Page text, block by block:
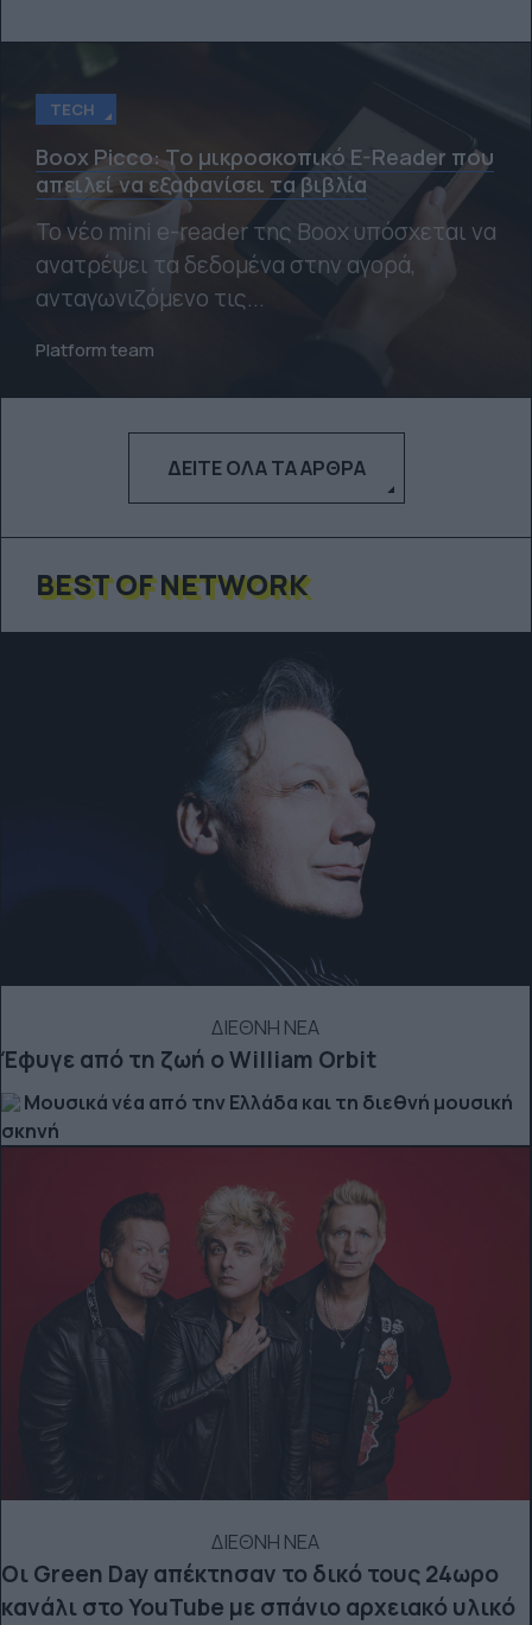
TECH
Boox Picco: Το μικροσκοπικό E-Reader που
απειλεί να εξαφανίσει τα βιβλία
Το νέο mini e-reader της Boox υπόσχεται να
ανατρέψει τα δεδομένα στην αγορά,
ανταγωνιζόμενο τις...
Platform team
ΔΕΊΤΕ ΌΛΑ ΤΑ ΆΡΘΡΑ
BEST OF NETWORK
ΔΙΕΘΝΗ ΝΕΑ
Έφυγε από τη ζωή ο William Orbit
Μουσικά νέα από την Ελλάδα και τη διεθνή μουσική
σκηνή
ΔΙΕΘΝΗ ΝΕΑ
Οι Green Day απέκτησαν το δικό τους 24ωρο
κανάλι στο YouTube με σπάνιο αρχειακό υλικό